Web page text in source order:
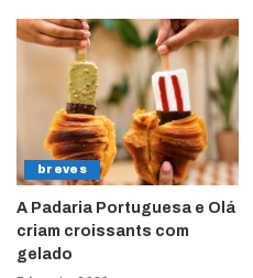
breves
A Padaria Portuguesa e Olá
criam croissants com
gelado